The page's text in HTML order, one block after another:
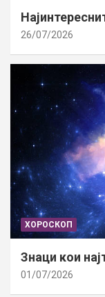
26/07/2026
ХОРОСКОП
Знаци кои
01/07/2026